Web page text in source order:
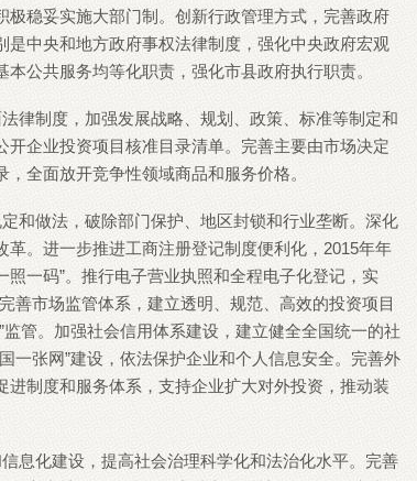
稳妥实施大部门制。创新行政管理方式，完善政府
中央和地方政府事权法律制度，强化中央政府宏观
公共服务均等化职责，强化市县政府执行职责。
律制度，加强发展战略、规划、政策、标准等制定和
企业投资项目核准目录清单。完善主要由市场决定
全面放开竞争性领域商品和服务价格。
和做法，破除部门保护、地区封锁和行业垄断。深化
。进一步推进工商注册登记制度便利化，2015年年
照一码”。推行电子营业执照和全程电子化登记，实
善市场监管体系，建立透明、规范、高效的投资项目
管。加强社会信用体系建设，建立健全全国统一的社
一张网”建设，依法保护企业和个人信息安全。完善外
制度和服务体系，支持企业扩大对外投资，推动装
息化建设，提高社会治理科学化和法治化水平。完善